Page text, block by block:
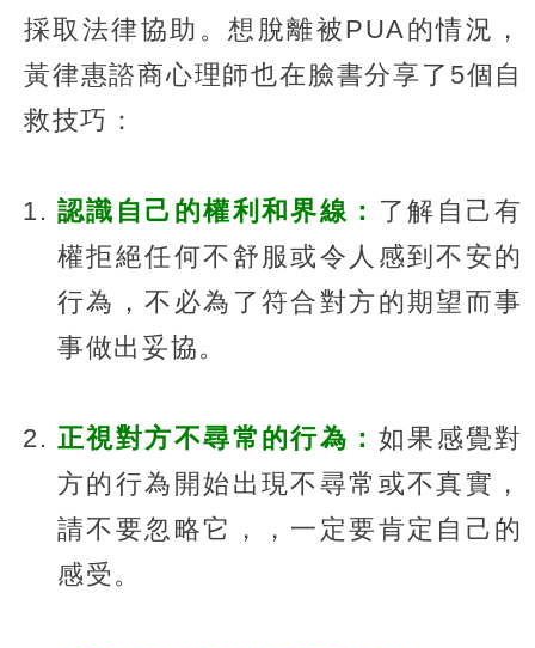
採取法律協助。想脫離被PUA的情況，
黃律惠諮商心理師也在臉書分享了5個自
救技巧：
認識自己的權利和界線： 了解自己有
權拒絕任何不舒服或令人感到不安的
行為，不必為了符合對方的期望而事
事做出妥協。
正視對方不尋常的行為： 如果感覺對
方的行為開始出現不尋常或不真實，
請不要忽略它，，一定要肯定自己的
感受。